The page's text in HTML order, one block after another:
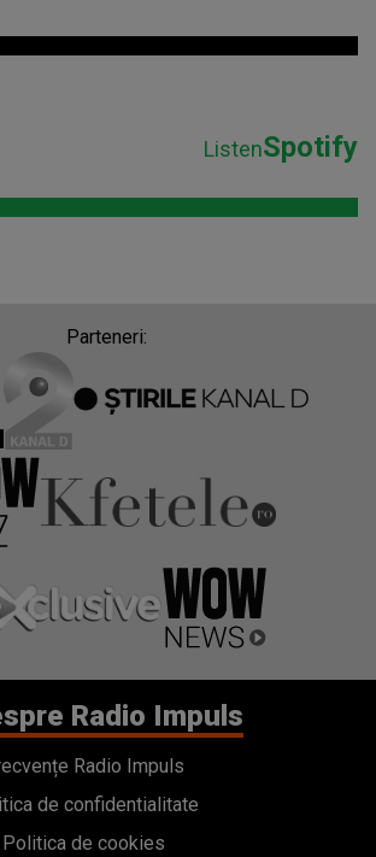
ListenSpotify
Parteneri:
Radio Impuls
Radio Impuls
de confidentialitate
Politica de cookies